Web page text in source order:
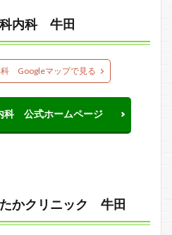
内科 牛田
科 Googleマップで見る
科 公式ホームページ
かクリニック 牛田